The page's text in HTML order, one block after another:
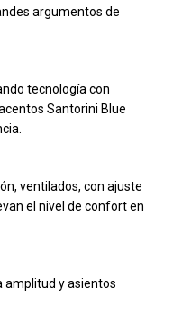
argumentos de
tecnología con
Santorini Blue
ventilados, con ajuste
el nivel de confort en
amplitud y asientos